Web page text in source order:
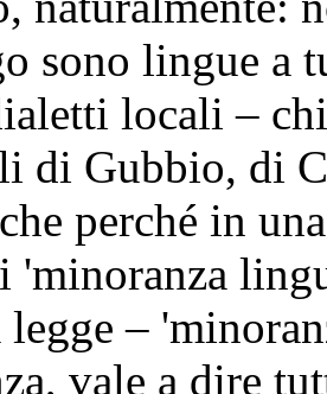
sono lingue a
locali –
di Gubbio, di
perché in
'minoranza
–
vale a dire